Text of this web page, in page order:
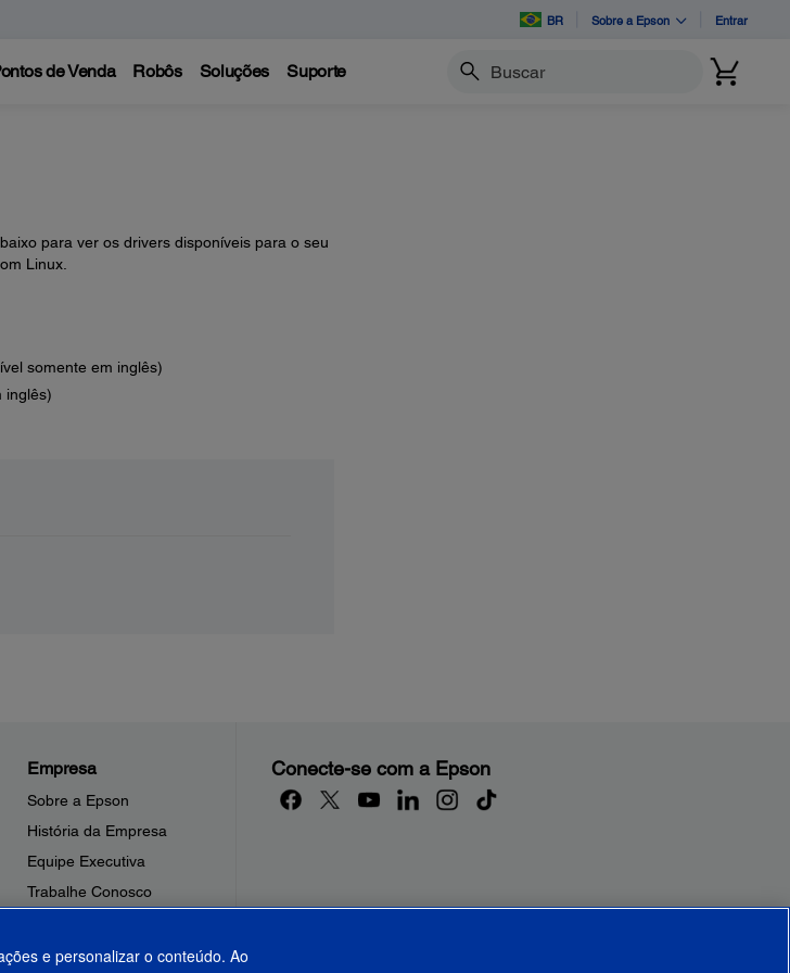
BR Sobre a Epson Entrar
de Venda Robôs Soluções Suporte Buscar
para ver os drivers disponíveis para o seu
Linux.
somente em inglês)
inglês)
Empresa
Sobre a Epson
História da Empresa
Equipe Executiva
Trabalhe Conosco
Fale Conosco
Conecte-se com a Epson
e personalizar o conteúdo. Ao